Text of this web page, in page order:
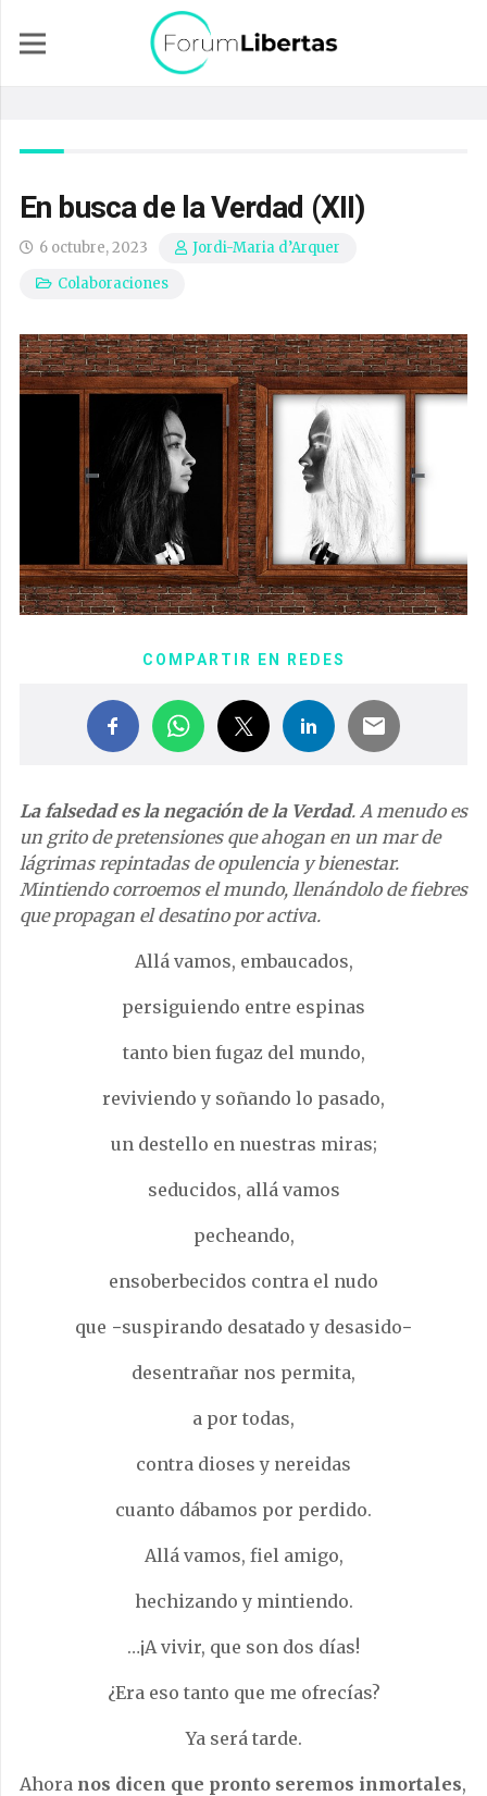
En busca de la Verdad (XII)
6 octubre, 2023
Jordi-Maria d’Arquer
Colaboraciones
COMPARTIR EN REDES
La falsedad es la negación de la Verdad. A menudo es
un grito de pretensiones que ahogan en un mar de
lágrimas repintadas de opulencia y bienestar.
Mintiendo corroemos el mundo, llenándolo de fiebres
que propagan el desatino por activa.
Allá vamos, embaucados,
persiguiendo entre espinas
tanto bien fugaz del mundo,
reviviendo y soñando lo pasado,
un destello en nuestras miras;
seducidos, allá vamos
pecheando,
ensoberbecidos contra el nudo
que −suspirando desatado y desasido−
desentrañar nos permita,
a por todas,
contra dioses y nereidas
cuanto dábamos por perdido.
Allá vamos, fiel amigo,
hechizando y mintiendo.
…¡A vivir, que son dos días!
¿Era eso tanto que me ofrecías?
Ya será tarde.
Ahora nos dicen que pronto seremos inmortales,